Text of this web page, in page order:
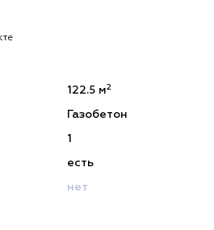
122.5 м2
Газобетон
1
есть
нет